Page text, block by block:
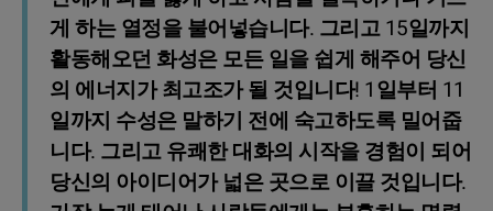
게 하는 열정을 불어넣습니다. 그리고 15일까지
활동해오던 화성은 모든 일을 쉽게 해주어 당신
의 에너지가 최고조가 될 것입니다! 1일부터 11
일까지 수성은 말하기 전에 숙고하도록 밀어줍
니다. 그리고 유쾌한 대화의 시작을 경험이 되어
당신의 아이디어가 넓은 곳으로 이끌 것입니다.